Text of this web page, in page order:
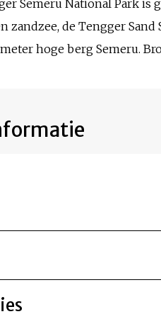
Semeru National Park is
zandzee, de Tengger
meter hoge berg Semeru.